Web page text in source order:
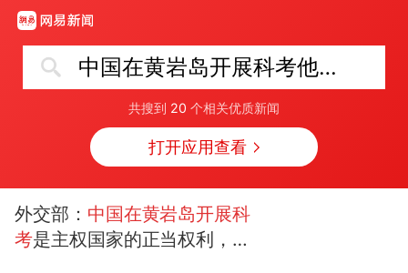
中国在黄岩岛开展科考他国无权干涉
共搜到 20 个相关优质新闻
打开应用查看
外交部： 中国在黄岩岛开展科
考是主权国家的正当权利， 他